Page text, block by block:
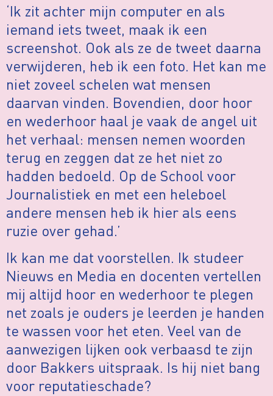
‘Ik zit achter mijn computer en als
iemand iets tweet, maak ik een
screenshot. Ook als ze de tweet daarna
verwijderen, heb ik een foto. Het kan me
niet zoveel schelen wat mensen
daarvan vinden. Bovendien, door hoor
en wederhoor haal je vaak de angel uit
het verhaal: mensen nemen woorden
terug en zeggen dat ze het niet zo
hadden bedoeld. Op de School voor
Journalistiek en met een heleboel
andere mensen heb ik hier als eens
ruzie over gehad.’
Ik kan me dat voorstellen. Ik studeer
Nieuws en Media en docenten vertellen
mij altijd hoor en wederhoor te plegen
net zoals je ouders je leerden je handen
te wassen voor het eten. Veel van de
aanwezigen lijken ook verbaasd te zijn
door Bakkers uitspraak. Is hij niet bang
voor reputatieschade?